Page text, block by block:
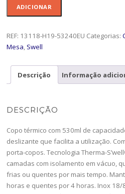
530ml
Swell
13118-
H19-
ADICIONAR
REF: 13118-H19-53240EU Categorias:
Mesa, Swell
Descrição Informação
DESCRIÇÃO
Copo térmico com 530ml de
deslizante que facilita a utilização.
porta-copos. Tecnologia Therma-
camadas com isolamento em vácuo,
frias ou quentes por mais tempo.
horas e quentes por 4 horas. Inox